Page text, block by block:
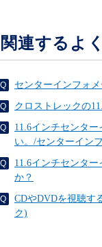
関連するよ
センターインフォ
クロストレックの
11.6インチセンタ
い。/センターイン
11.6インチセンタ
か？
CDやDVDを視聴す
ク)